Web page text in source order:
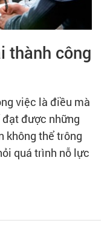
thành công
việc là điều mà
được những
không thể trông
quá trình nỗ lực